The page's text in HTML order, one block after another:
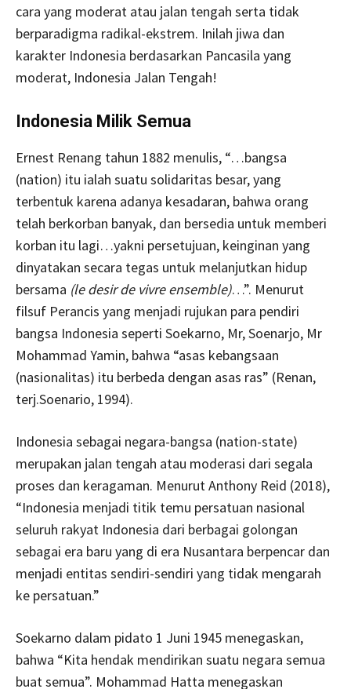
cara yang moderat atau jalan tengah serta tidak
berparadigma radikal-ekstrem. Inilah jiwa dan
karakter Indonesia berdasarkan Pancasila yang
moderat, Indonesia Jalan Tengah!
Indonesia Milik Semua
Ernest Renang tahun 1882 menulis, “…bangsa
(nation) itu ialah suatu solidaritas besar, yang
terbentuk karena adanya kesadaran, bahwa orang
telah berkorban banyak, dan bersedia untuk memberi
korban itu lagi…yakni persetujuan, keinginan yang
dinyatakan secara tegas untuk melanjutkan hidup
bersama (le desir de vivre ensemble)…”. Menurut
filsuf Perancis yang menjadi rujukan para pendiri
bangsa Indonesia seperti Soekarno, Mr, Soenarjo, Mr
Mohammad Yamin, bahwa “asas kebangsaan
(nasionalitas) itu berbeda dengan asas ras” (Renan,
terj.Soenario, 1994).
Indonesia sebagai negara-bangsa (nation-state)
merupakan jalan tengah atau moderasi dari segala
proses dan keragaman. Menurut Anthony Reid (2018),
“Indonesia menjadi titik temu persatuan nasional
seluruh rakyat Indonesia dari berbagai golongan
sebagai era baru yang di era Nusantara berpencar dan
menjadi entitas sendiri-sendiri yang tidak mengarah
ke persatuan.”
Soekarno dalam pidato 1 Juni 1945 menegaskan,
bahwa “Kita hendak mendirikan suatu negara semua
buat semua”. Mohammad Hatta menegaskan